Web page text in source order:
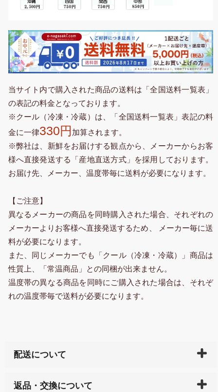
当サイト内で購入された商品の送料は「全国送料一覧表」
の表記の料金となっております。
※クール（冷凍・冷蔵）は、「全国送料一覧表」表記の料
金に一律330円 加算されます。
※弊社は、新鮮をお届けする観点から、メーカーからお客
様へ直接発送する「産地直送方式」を採用しております。
お届け先、メーカー、温度帯毎に送料が必要になります。
【ご注意】
異なるメーカーの商品を同時購入された場合、それぞれの
メーカーよりお客様へ直接発送するため、 メーカー毎に送
料が必要になります。
また、同じメーカーでも「クール（冷凍・冷蔵）」商品は
性質上、「常温商品」との同梱が出来ません。
温度帯の異なる商品を同時にご購入された場合は、それぞ
れの温度帯毎で送料が必要になります。
配送について
天ペイ」の方はご注文受付後）、 長崎県下全域に点在
返品・交換について